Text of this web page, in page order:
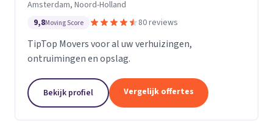
Amsterdam, Noord-Holland
9,8Moving Score 80 reviews
TipTop Movers voor al uw verhuizingen,
ontruimingen en opslag.
Bekijk profiel Vergelijk offertes